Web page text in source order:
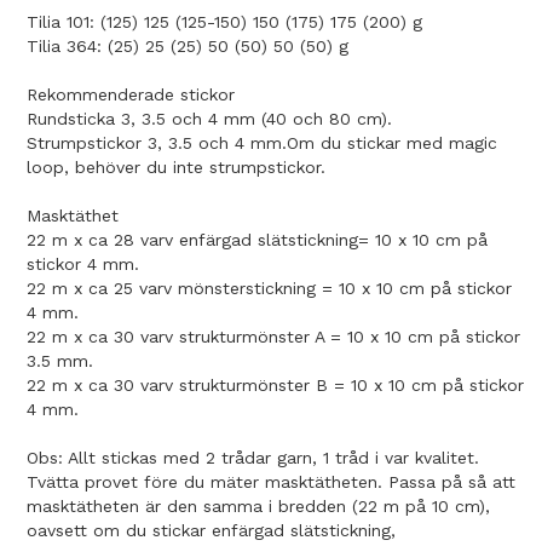
Tilia 101: (125) 125 (125-150) 150 (175) 175 (200) g
Tilia 364: (25) 25 (25) 50 (50) 50 (50) g
Rekommenderade stickor
Rundsticka 3, 3.5 och 4 mm (40 och 80 cm).
Strumpstickor 3, 3.5 och 4 mm.Om du stickar med magic
loop, behöver du inte strumpstickor.
Masktäthet
22 m x ca 28 varv enfärgad slätstickning= 10 x 10 cm på
stickor 4 mm.
22 m x ca 25 varv mönsterstickning = 10 x 10 cm på stickor
4 mm.
22 m x ca 30 varv strukturmönster A = 10 x 10 cm på stickor
3.5 mm.
22 m x ca 30 varv strukturmönster B = 10 x 10 cm på stickor
4 mm.
Obs: Allt stickas med 2 trådar garn, 1 tråd i var kvalitet.
Tvätta provet före du mäter masktätheten. Passa på så att
masktätheten är den samma i bredden (22 m på 10 cm),
oavsett om du stickar enfärgad slätstickning,